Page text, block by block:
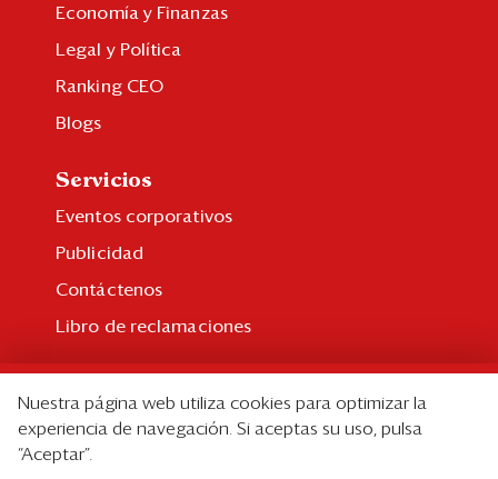
Economía y Finanzas
Legal y Política
Ranking CEO
Blogs
Servicios
Eventos corporativos
Publicidad
Contáctenos
Libro de reclamaciones
Suscripción individual
Paquetes corporativos
Nuestra página web utiliza cookies para optimizar la
experiencia de navegación. Si aceptas su uso, pulsa
“Aceptar”.